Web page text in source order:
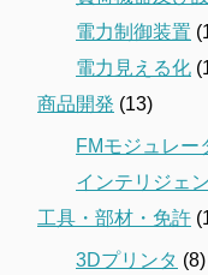
電力制御装置
電力見える化
商品開発 (13)
FMモジュレー
インテリジェ
工具・部材・免許
3Dプリンタ (8)